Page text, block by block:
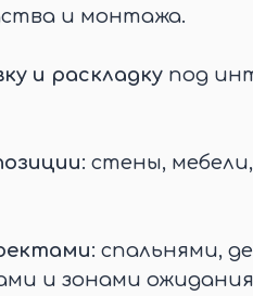
и монтажа.
и раскладку под
: стены,
: спальнями,
и зонами